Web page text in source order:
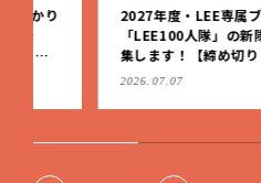
2027年度・LEE専属ブロガー
「LEE100人隊」の新隊員を大募
集します！【締め切り：10/6